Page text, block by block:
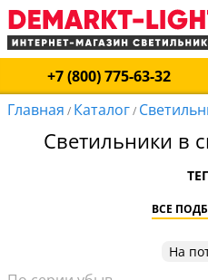
+7 (800) 775-63-32
Главная / Каталог/
Светильники в
ВСЕ
На